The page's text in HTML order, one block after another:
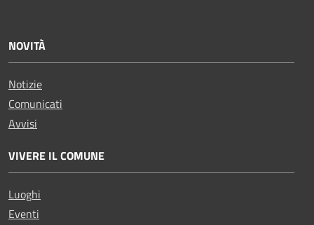
NOVITÀ
Notizie
Comunicati
Avvisi
VIVERE IL COMUNE
Luoghi
Eventi